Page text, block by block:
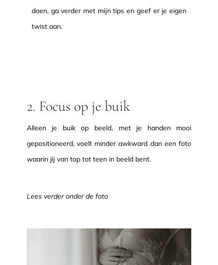
doen, ga verder met mijn tips en geef er je eigen
twist aan.
2. Focus op je buik
Alleen je buik op beeld, met je handen mooi
gepositioneerd, voelt minder awkward dan een foto
waarin jij van top tot teen in beeld bent.
Lees verder onder de foto